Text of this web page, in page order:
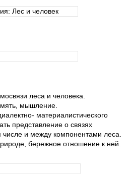
леса и человека.
мышление.
материалистического
представление о связях
и между компонентами леса.
бережное отношение к ней.